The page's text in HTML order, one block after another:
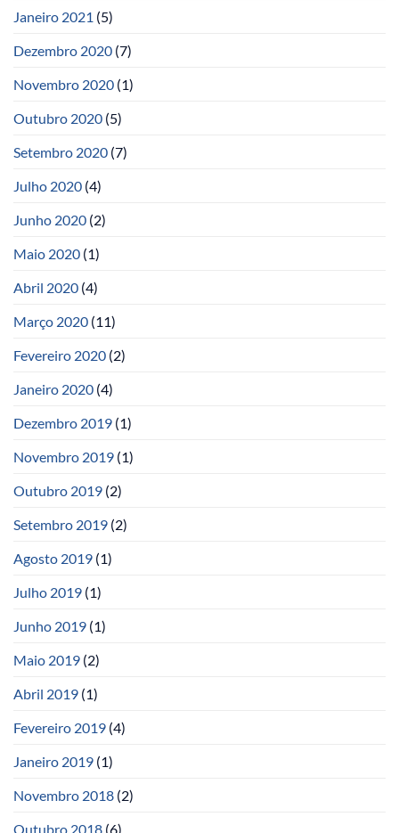
Janeiro 2021 (5)
Dezembro 2020 (7)
Novembro 2020 (1)
Outubro 2020 (5)
Setembro 2020 (7)
Julho 2020 (4)
Junho 2020 (2)
Maio 2020 (1)
Abril 2020 (4)
Março 2020 (11)
Fevereiro 2020 (2)
Janeiro 2020 (4)
Dezembro 2019 (1)
Novembro 2019 (1)
Outubro 2019 (2)
Setembro 2019 (2)
Agosto 2019 (1)
Julho 2019 (1)
Junho 2019 (1)
Maio 2019 (2)
Abril 2019 (1)
Fevereiro 2019 (4)
Janeiro 2019 (1)
Novembro 2018 (2)
Outubro 2018 (6)